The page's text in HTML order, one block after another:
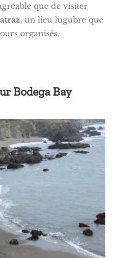
que de visiter
, un lieu lugubre que
organisés.
Bodega Bay